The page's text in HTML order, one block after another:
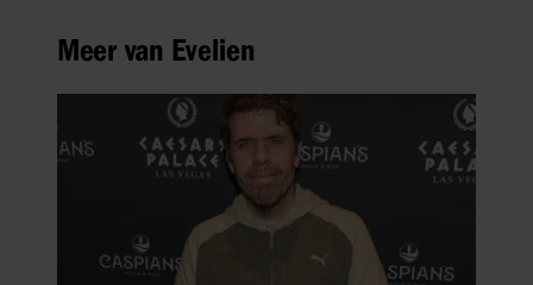
Meer van Evelien